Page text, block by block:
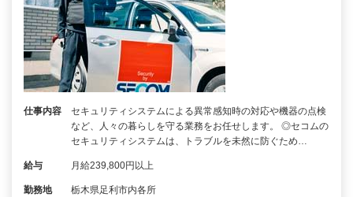
仕事内容
セキュリティシステムによる異常感知時の対応や機器の点検
など、人々の暮らしを守る業務をお任せします。 ◎セコムの
セキュリティシステムは、トラブルを未然に防ぐため…
給与 月給239,800円以上
勤務地 栃木県足利市内各所